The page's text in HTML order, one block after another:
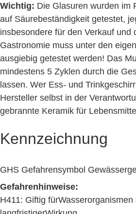
Wichtig: Die Glasuren wurden im
auf Säurebeständigkeit getestet,
insbesondere für den Verkauf und
Gastronomie muss unter den
ausgiebig getestet werden! Das
mindestens 5 Zyklen durch die
lassen. Wer Ess- und
Hersteller selbst in der
gebrannte Keramik für
Kennzeichnung
GHS Gefahrensymbol
Gefahrenhinweise:
H411: Giftig fürWasserorganismen